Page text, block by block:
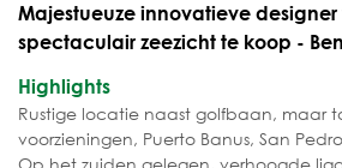
Majestueuze innovatieve
spectaculair zeezicht te koop -
Highlights
Rustige locatie naast golfbaan, maar
voorzieningen, Puerto Banus, San Pedro